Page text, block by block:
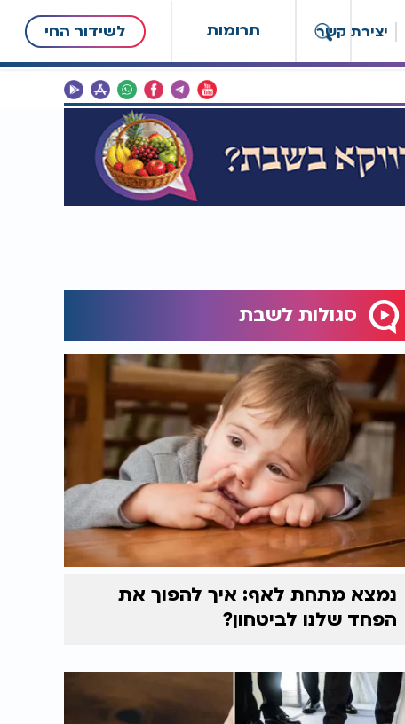
תרומות לשידור החי יצירת קשר
סגולות לשבת
נמצא מתחת לאף: איך להפוך את
הפחד שלנו לביטחון?